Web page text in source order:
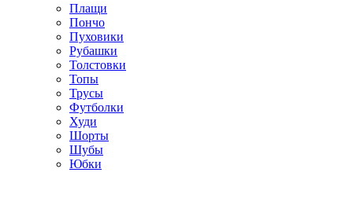
Плащи
Пончо
Пуховики
Рубашки
Толстовки
Топы
Трусы
Футболки
Худи
Шорты
Шубы
Юбки